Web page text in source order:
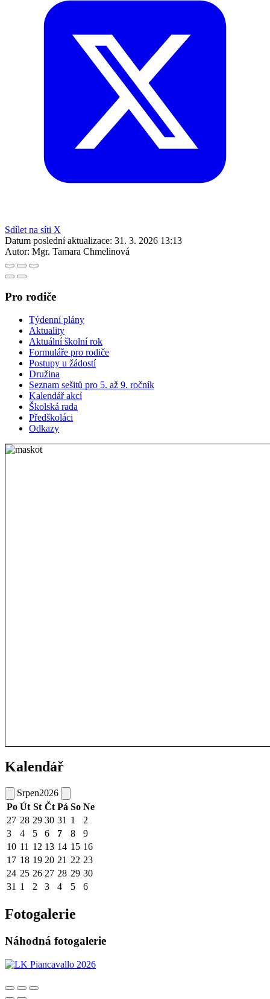
Sdílet na síti X
Datum poslední aktualizace: 31. 3. 2026 13:13
Autor: Mgr. Tamara Chmelinová
Pro rodiče
Týdenní plány
Aktuality
Aktuální školní rok
Formuláře pro rodiče
Postupy u žádostí
Družina
Seznam sešitů pro 5. až 9. ročník
Kalendář akcí
Školská rada
Předškoláci
Odkazy
Kalendář
Srpen2026
Po Út St Čt Pá So Ne
27 28 29 30 31 1
2
3
4 5 6 7 8
9
10 11 12 13 14 15 16
17 18 19 20 21 22 23
24 25 26 27 28 29 30
31 1 2 3 4 5 6
Fotogalerie
Náhodná fotogalerie